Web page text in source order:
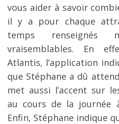
vous aider à savoir
il y a pour chaque
temps renseignés
vraisemblables. En
Atlantis, l’application
que Stéphane a dû
met aussi l’accent sur
au cours de la journée
Enfin, Stéphane indique